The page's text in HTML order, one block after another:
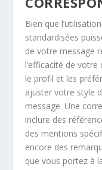
Bien que
standardisées
de votre message
l’efficacité de
le profil et les
ajuster votre style
message. Une
inclure des
des mentions
encore des
que vous portez à